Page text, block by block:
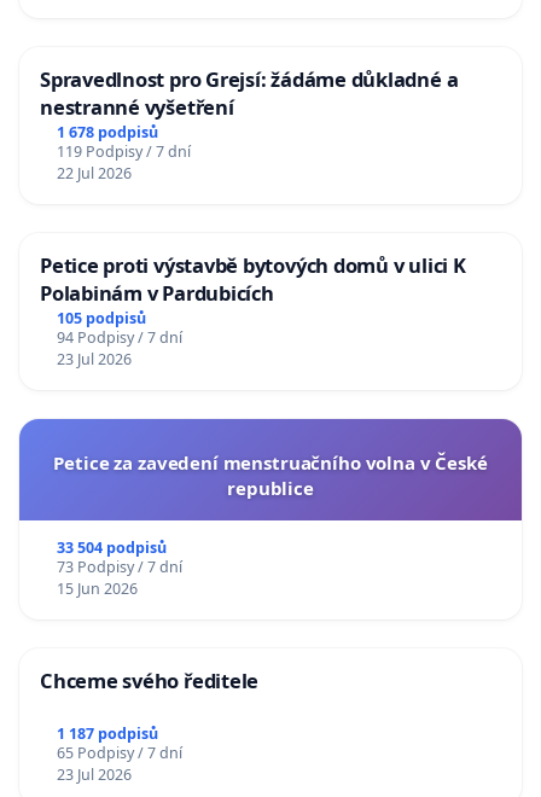
Spravedlnost pro Grejsí: žádáme důkladné a
nestranné vyšetření
1 678 podpisů
119 Podpisy / 7 dní
22 Jul 2026
Petice proti výstavbě bytových domů v ulici K
Polabinám v Pardubicích
105 podpisů
94 Podpisy / 7 dní
23 Jul 2026
Petice za zavedení menstruačního volna v České
republice
33 504 podpisů
73 Podpisy / 7 dní
15 Jun 2026
Chceme svého ředitele
1 187 podpisů
65 Podpisy / 7 dní
23 Jul 2026